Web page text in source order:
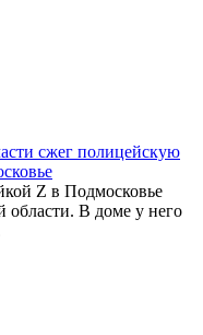
сжег полицейскую
Z в Подмосковье
области. В доме у него